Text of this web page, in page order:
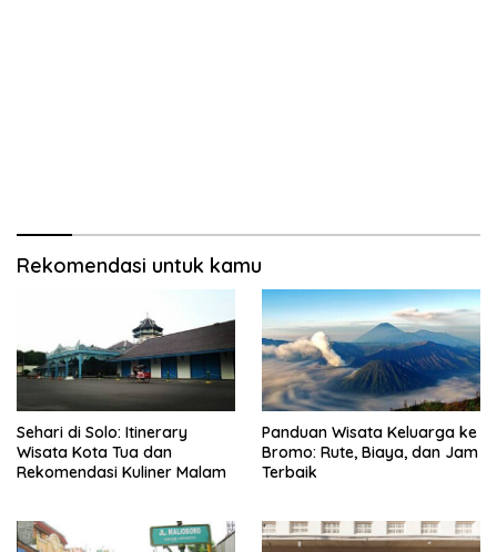
Rekomendasi untuk kamu
Sehari di Solo: Itinerary
Wisata Kota Tua dan
Rekomendasi Kuliner Malam
Panduan Wisata Keluarga ke
Bromo: Rute, Biaya, dan Jam
Terbaik